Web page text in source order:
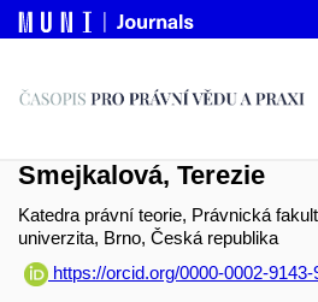
Smejkalová, Terezie
Katedra právní teorie, Právnická
univerzita, Brno, Česká republika
https://orcid.org/0000-0002-9143-